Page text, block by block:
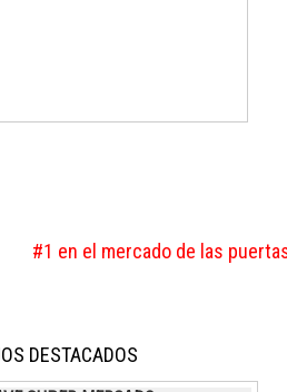
#1 en el mercado de las puertas
DESTACADOS